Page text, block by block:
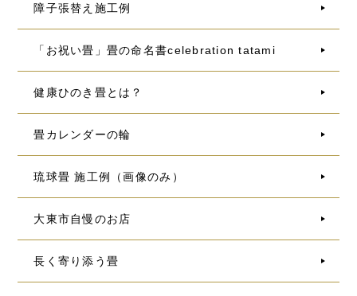
障子張替え施工例
「お祝い畳」畳の命名書celebration tatami
健康ひのき畳とは？
畳カレンダーの輪
琉球畳 施工例（画像のみ）
大東市自慢のお店
長く寄り添う畳